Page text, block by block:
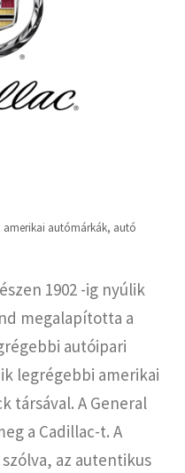
amerikai autómárkák, autó
1902 -ig nyúlik
megalapította a
autóipari
legrégebbi amerikai
társával. A General
a Cadillac-t. A
az autentikus